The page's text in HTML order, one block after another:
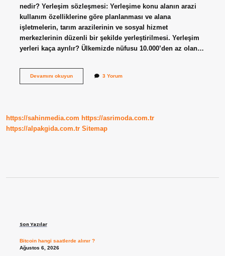
nedir? Yerleşim sözleşmesi: Yerleşime konu alanın arazi
kullanım özelliklerine göre planlanması ve alana
işletmelerin, tarım arazilerinin ve sosyal hizmet
merkezlerinin düzenli bir şekilde yerleştirilmesi. Yerleşim
yerleri kaça ayrılır? Ülkemizde nüfusu 10.000’den az olan…
Devamını okuyunYerleşim
3 Yorum
https://sahinmedia.com https://asrimoda.com.tr
https://alpakgida.com.tr Sitemap
Son Yazılar
Bitcoin hangi saatlerde alınır ?
Ağustos 6, 2026